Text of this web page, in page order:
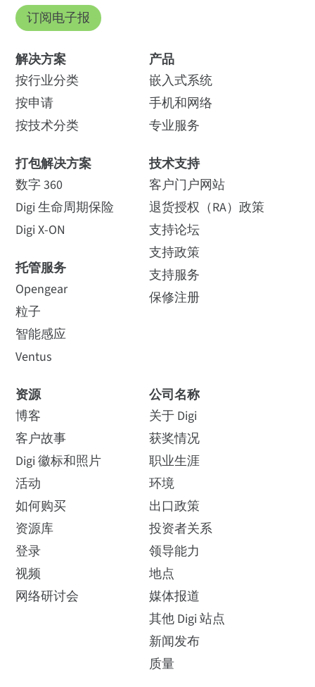
Digi IX10 - LTE Cat 4 全球网络
以太网
RS-232/485
双卡双待
不包括附件
如何购买
配件
和澳大利亚；0° 至 40°C (32° 至 104° F)
如何购买
(1) 手机天线（订购数量 2）
息
LTE CAT 4 GLOBAL (G4)
LTE Cat 4 Global：B1、B2、B3、B4、B5、
B7、B8、B12、B13、B18、B19、B20、B25、
3G:B1、B2、B4、B5、B6、B8、B19
2G EDGE / GPRS：850 / 900 / 1800 / 1900 兆赫
LTE CAT 4 地区 - 北美 (N4)
LTE Cat 4 区域 - 北美：B2、B4、B5、B12、
B13、B14、B66、B71
3G:B2、B4、B5
LTE-A CAT 6 光缆 - 北美 (C6)
LTE-Advanced Cat 6 CBRS-only - 北美：B42、
B43、B48（CBS）
SIM 插槽
(2) 迷你 SIM 卡（2FF）
ESIM 支持
Digi eSIM 可选 2FF 配件(IX10-00G4
Digi International 扩展
网络连接解决方案组
合，为公用事业的传
输和配送提供支持
Digi IX10蜂窝路由器支持
CBRS或Anterix频段，可为智
可靠性...
阅读新闻稿
在充满挑战的环境中为应用
程序选择连接解决方案需要
经过深思熟虑。在本文中，
我们...
阅读博客
利用 iSMARTIoT 技
术，Metro 压实机服务
处理设备
通过由 Digi 工业蜂窝路由器
和Digi Remote Manager 连接
的传感器网络，Metro
Compactor 可最大限度地减
少对环境的影响。
阅读故事
安全、可靠的 LTE 和远距离
射频连接，适用于灵活、高
影响力的室内外显示屏
我想要那个
认识 Digi 加速 Linux
操作系统（DAL OS）
DAL OS 提供先进的设备功能
订阅电子报
解决方案
按行业分类
按申请
按技术分类
打包解决方案
数字 360
Digi 生命周期保险
Digi X-ON
托管服务
Opengear
粒子
智能感应
Ventus
产品
嵌入式系统
手机和网络
专业服务
技术支持
客户门户网站
退货授权（RA）政策
支持论坛
支持政策
支持服务
保修注册
资源
博客
客户故事
Digi 徽标和照片
活动
如何购买
资源库
登录
视频
网络研讨会
公司名称
关于 Digi
获奖情况
职业生涯
环境
出口政策
投资者关系
领导能力
地点
媒体报道
其他 Digi 站点
新闻发布
质量